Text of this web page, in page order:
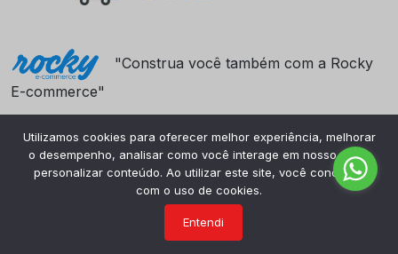
"Construa você também com a Rocky
E-commerce"
Utilizamos cookies para oferecer melhor experiência, melhorar
o desempenho, analisar como você interage em nosso site e
personalizar conteúdo. Ao utilizar este site, você concorda
com o uso de cookies.
Entendi